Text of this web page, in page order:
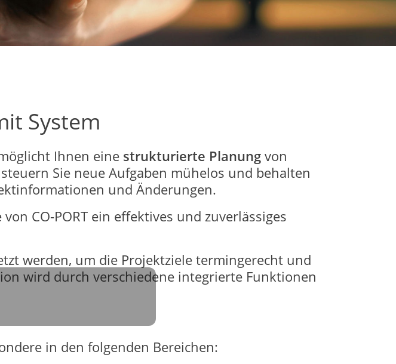
System
Ihnen eine strukturierte Planungvon
Sie neue Aufgaben mühelos und behalten
und Änderungen.
CO-PORT ein effektives und zuverlässiges
werden, um die Projektziele termingerecht und
wird durch verschiedene integrierte Funktionen
in den folgenden Bereichen: